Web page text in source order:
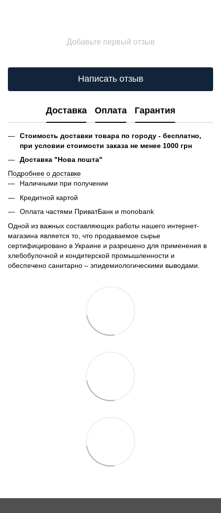
Добавьте первый отзыв
Написать отзыв
Доставка Оплата Гарантия
Стоимость доставки товара по городу - бесплатно,
при условии стоимости заказа не менее 1000 грн
Доставка "Нова пошта"
Подробнее о доставке
Наличными при получении
Кредитной картой
Оплата частями ПриватБанк и monobank
Одной из важных составляющих работы нашего интернет-
магазина является то, что продаваемое сырье
сертифицировано в Украине и разрешено для применения в
хлебобулочной и кондитерской промышленности и
обеспечено санитарно – эпидемиологическими выводами.